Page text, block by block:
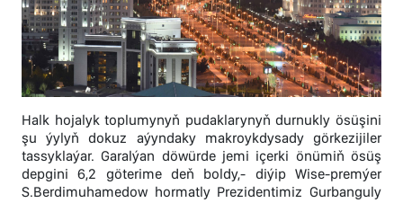
Halk hojalyk toplumynyň pudaklarynyň durnukly ösüşini
şu ýylyň dokuz aýyndaky makroykdysady görkezijiler
tassyklaýar. Garalýan döwürde jemi içerki önümiň ösüş
depgini 6,2 göterime deň boldy,- diýip Wise-premýer
S.Berdimuhamedow hormatly Prezidentimiz Gurbanguly